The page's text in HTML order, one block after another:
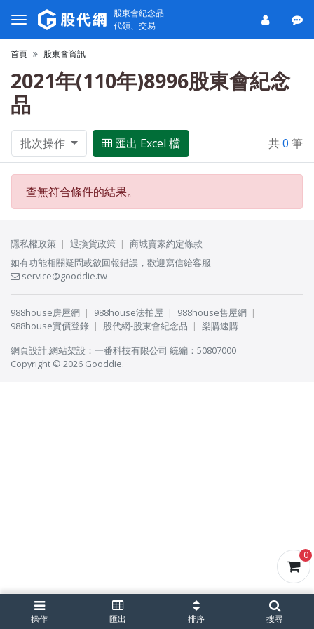
0
股東會紀念品
代領、交易
首頁 股東會資訊
2021年(110年)8996股東會紀念
品
批次操作 匯出 Excel 檔 共0 筆
查無符合條件的結果。
操作 匯出 排序 搜尋
隱私權政策 退換貨政策
商城賣家約定條款
如有功能相關疑問或欲回報錯誤，歡迎寫信給客服
service@gooddie.tw
988house房屋網 988house法拍屋
988house售屋網
988house實價登錄
股代網-股東會紀念品
樂購速購
網頁設計,網站架設 ： 一番科技有限公司 統編：50807000
Copyright © 2026 Gooddie.